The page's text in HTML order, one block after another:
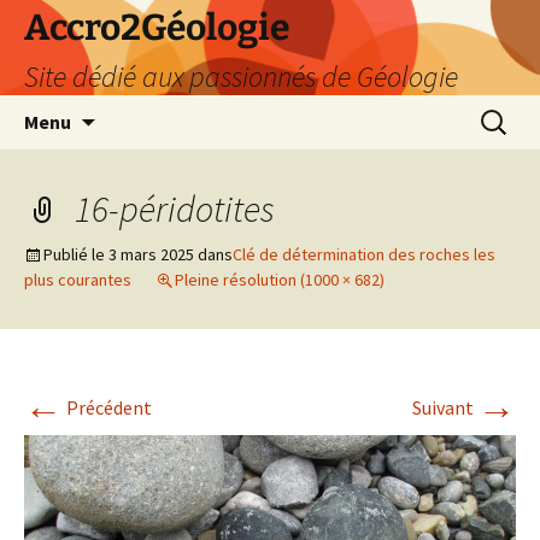
Accro2Géologie
Site dédié aux passionnés de Géologie
Menu
16-péridotites
Publié le 3 mars 2025 dansClé de détermination des roches les
plus courantes
Pleine résolution (1000 × 682)
← Précédent Suivant →